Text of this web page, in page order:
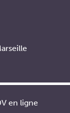
en ligne